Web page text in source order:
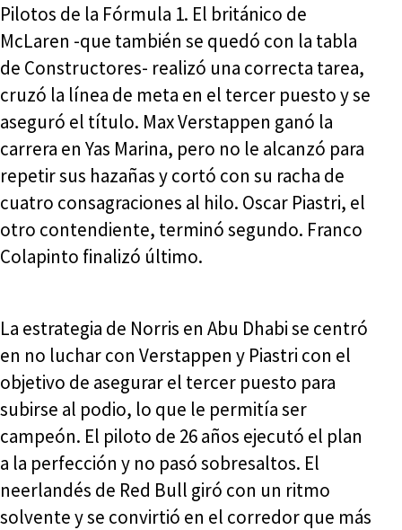
Pilotos de la Fórmula 1. El británico de
McLaren -que también se quedó con la tabla
de Constructores- realizó una correcta tarea,
cruzó la línea de meta en el tercer puesto y se
aseguró el título. Max Verstappen ganó la
carrera en Yas Marina, pero no le alcanzó para
repetir sus hazañas y cortó con su racha de
cuatro consagraciones al hilo. Oscar Piastri, el
otro contendiente, terminó segundo. Franco
Colapinto finalizó último.
La estrategia de Norris en Abu Dhabi se centró
en no luchar con Verstappen y Piastri con el
objetivo de asegurar el tercer puesto para
subirse al podio, lo que le permitía ser
campeón. El piloto de 26 años ejecutó el plan
a la perfección y no pasó sobresaltos. El
neerlandés de Red Bull giró con un ritmo
solvente y se convirtió en el corredor que más